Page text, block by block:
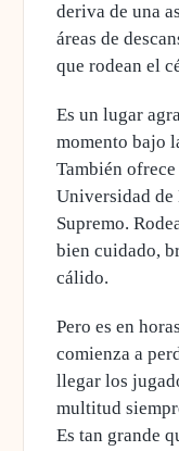
deriva de una
áreas de
que rodean el
Es un lugar
momento bajo
También
Universidad
Supremo.
bien cuidado,
cálido.
Pero es en
comienza a
llegar los
multitud
Es tan grande